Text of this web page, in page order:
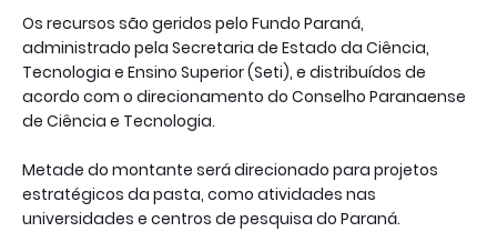
Os recursos são geridos pelo Fundo Paraná,
administrado pela Secretaria de Estado da Ciência,
Tecnologia e Ensino Superior (Seti), e distribuídos de
acordo com o direcionamento do Conselho Paranaense
de Ciência e Tecnologia.
Metade do montante será direcionado para projetos
estratégicos da pasta, como atividades nas
universidades e centros de pesquisa do Paraná.